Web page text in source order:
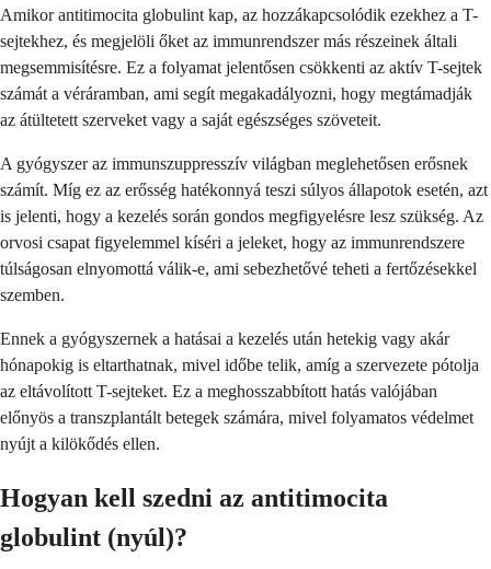
Amikor antitimocita globulint kap, az hozzákapcsolódik ezekhez a T-
sejtekhez, és megjelöli őket az immunrendszer más részeinek általi
megsemmisítésre. Ez a folyamat jelentősen csökkenti az aktív T-sejtek
számát a véráramban, ami segít megakadályozni, hogy megtámadják
az átültetett szerveket vagy a saját egészséges szöveteit.
A gyógyszer az immunszuppresszív világban meglehetősen erősnek
számít. Míg ez az erősség hatékonnyá teszi súlyos állapotok esetén, azt
is jelenti, hogy a kezelés során gondos megfigyelésre lesz szükség. Az
orvosi csapat figyelemmel kíséri a jeleket, hogy az immunrendszere
túlságosan elnyomottá válik-e, ami sebezhetővé teheti a fertőzésekkel
szemben.
Ennek a gyógyszernek a hatásai a kezelés után hetekig vagy akár
hónapokig is eltarthatnak, mivel időbe telik, amíg a szervezete pótolja
az eltávolított T-sejteket. Ez a meghosszabbított hatás valójában
előnyös a transzplantált betegek számára, mivel folyamatos védelmet
nyújt a kilökődés ellen.
Hogyan kell szedni az antitimocita
globulint (nyúl)?